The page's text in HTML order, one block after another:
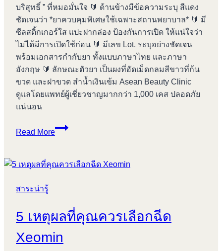
บริสุทธิ์ ” ที่หมอมั่นใจ 🔰 ด้านข้างมีข้อความระบุ สีแดง
ชัดเจนว่า *ยาควบคุมพิเศษใช้เฉพาะสถานพยาบาล* 🔰 มี
ซีลสติ้กเกอร์ใส แปะฝากล่อง ป้องกันการเปิด ให้แน่ใจว่า
ไม่ได้มีการเปิดใช้ก่อน 🔰 มีเลข Lot. ระบุอย่างชัดเจน
พร้อมเอกสารกำกับยา ทั้งแบบภาษาไทย และภาษา
อังกฤษ 🔰 ลักษณะตัวยา เป็นผงที่อัดเม็ดกลมสีขาวที่ก้น
ขวด และฝาขวด สำน้ำเงินเข้ม Asean Beauty Clinic
ดูแลโดยแพทย์ผู้เชี่ยวชาญมากกว่า 1,000 เคส ปลอดภัย
แน่นอน
Read More
วิธี
ท็
Xeomin
Botox
สาระน่ารู้
5 เหตุผลที่คุณควรเลือกฉีด
Xeomin